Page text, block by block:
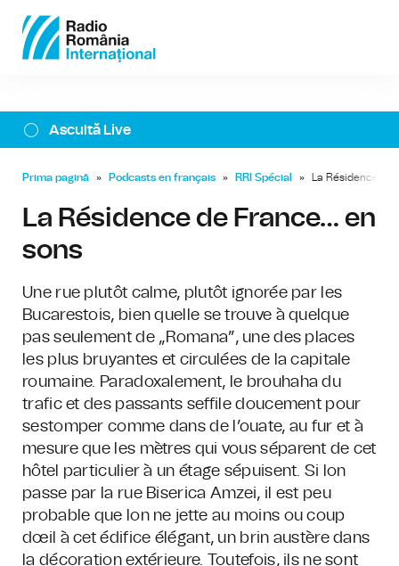
Ascultă Live
Prima pagină » Podcasts en français » RRI Spécial » La Résidence
La Résidence de France… en
sons
Une rue plutôt calme, plutôt ignorée par les
Bucarestois, bien quelle se trouve à quelque
pas seulement de „Romana”, une des places
les plus bruyantes et circulées de la capitale
roumaine. Paradoxalement, le brouhaha du
trafic et des passants seffile doucement pour
sestomper comme dans de l’ouate, au fur et à
mesure que les mètres qui vous séparent de cet
hôtel particulier à un étage sépuisent. Si lon
passe par la rue Biserica Amzei, il est peu
probable que lon ne jette au moins ou coup
dœil à cet édifice élégant, un brin austère dans
la décoration extérieure. Toutefois, ils ne sont